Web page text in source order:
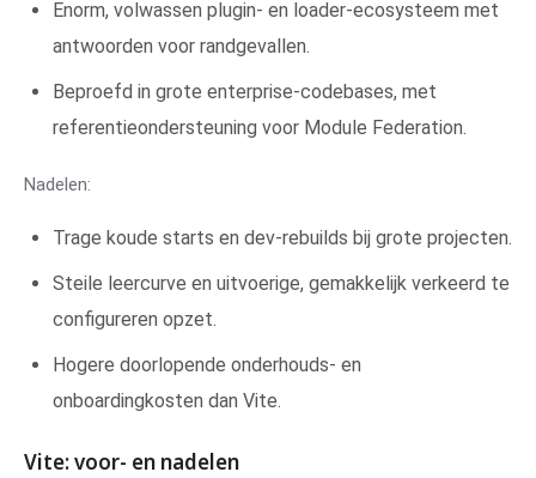
Enorm, volwassen plugin- en loader-ecosysteem met
antwoorden voor randgevallen.
Beproefd in grote enterprise-codebases, met
referentieondersteuning voor Module Federation.
Nadelen:
Trage koude starts en dev-rebuilds bij grote projecten.
Steile leercurve en uitvoerige, gemakkelijk verkeerd te
configureren opzet.
Hogere doorlopende onderhouds- en
onboardingkosten dan Vite.
Vite: voor- en nadelen